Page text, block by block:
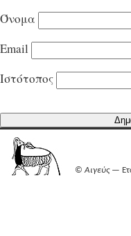
Όνομα
Email
Ιστότοπος
© Αιγεύς—